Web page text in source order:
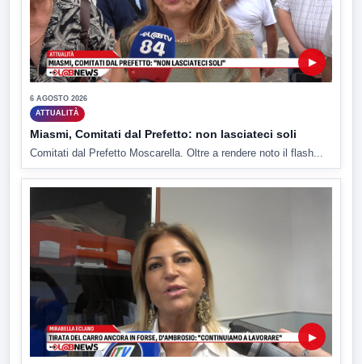
▶
6 AGOSTO 2026
ATTUALITÀ
Miasmi, Comitati dal Prefetto: non lasciateci soli
Comitati dal Prefetto Moscarella. Oltre a rendere noto il flash...
▶